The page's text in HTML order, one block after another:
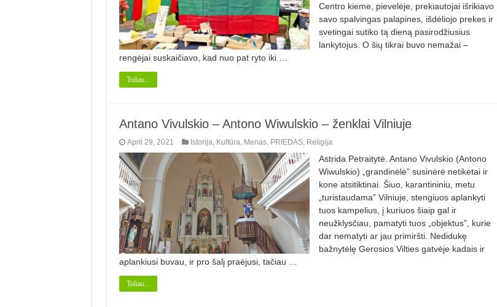
Centro kieme, pievelėje, prekiautojai išrikiavo
savo spalvingas palapines, išdėliojo prekes ir
svetingai sutiko tą dieną pasirodžiusius
lankytojus. O šių tikrai buvo nemažai –
rengėjai suskaičiavo, kad nuo pat ryto iki …
Toliau...
Antano Vivulskio – Antono Wiwulskio – ženklai Vilniuje
April 29, 2021 Istorija Kultūra Menas, PRIEDAS, Religija
Astrida Petraitytė. Antano Vivulskio (Antono
Wiwulskio) „grandinėlė” susinėrė netikėtai ir
kone atsitiktinai. Šiuo, karantininiu, metu
„turistaudama” Vilniuje, stengiuos aplankyti
tuos kampelius, į kuriuos šiaip gal ir
neužklysčiau, pamatyti tuos „objektus”, kurie
dar nematyti ar jau primiršti. Nedidukę
bažnytėlę Gerosios Vilties gatvėje kadais ir
aplankiusi buvau, ir pro šalį praėjusi, tačiau …
Toliau...